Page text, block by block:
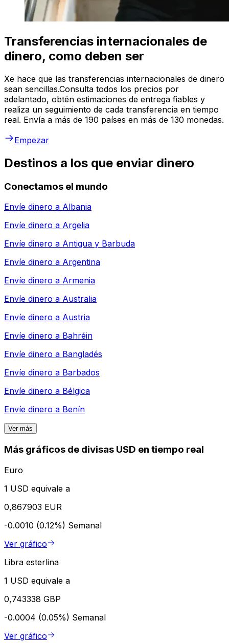
Transferencias internacionales de
dinero, como deben ser
Xe hace que las transferencias internacionales de dinero
sean sencillas.Consulta todos los precios por
adelantado, obtén estimaciones de entrega fiables y
realiza un seguimiento de cada transferencia en tiempo
real. Envía a más de 190 países en más de 130 monedas.
Empezar
Destinos a los que enviar dinero
Conectamos el mundo
Envíe dinero a Albania
Envíe dinero a Argelia
Envíe dinero a Antigua y Barbuda
Envíe dinero a Argentina
Envíe dinero a Armenia
Envíe dinero a Australia
Envíe dinero a Austria
Envíe dinero a Bahréin
Envíe dinero a Bangladés
Envíe dinero a Barbados
Envíe dinero a Bélgica
Envíe dinero a Benín
Ver más
Más gráficos de divisas USD en tiempo real
Euro
1 USD equivale a
0,867903 EUR
-0.0010 (0.12%) Semanal
Ver gráfico
Libra esterlina
1 USD equivale a
0,743338 GBP
-0.0004 (0.05%) Semanal
Ver gráfico